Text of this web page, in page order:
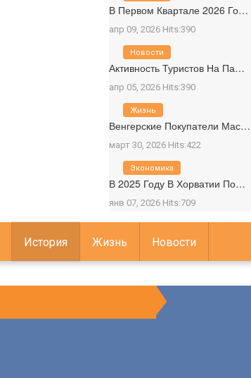
В Первом Квартале 2026 Го…
апр 09, 2026 Hits:390
Активность Туристов На Па…
апр 05, 2026 Hits:390
Новости
Венгерские Покупатели Мас…
март 30, 2026 Hits:422
Жизнь
В 2025 Году В Хорватии По…
янв 07, 2026 Hits:709
Экономика
История Жизнь Новости